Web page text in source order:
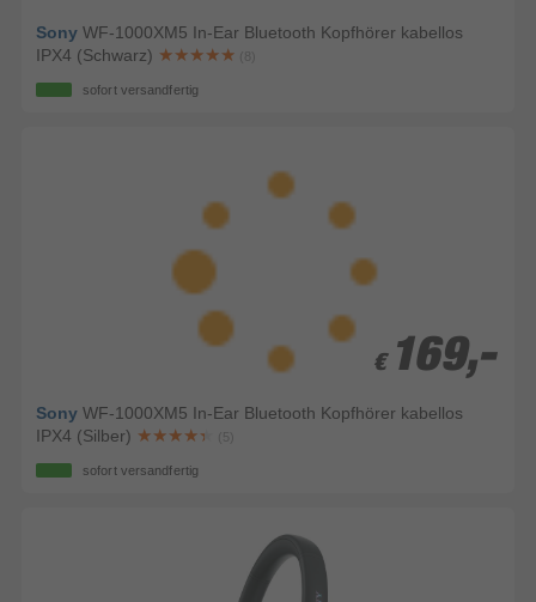
Sony WF-1000XM5 In-Ear Bluetooth Kopfhörer kabellos
IPX4 (Schwarz)
(8)
sofort versandfertig
€ 169,-
€ 169,-
Sony WF-1000XM5 In-Ear Bluetooth Kopfhörer kabellos
IPX4 (Silber)
(5)
sofort versandfertig